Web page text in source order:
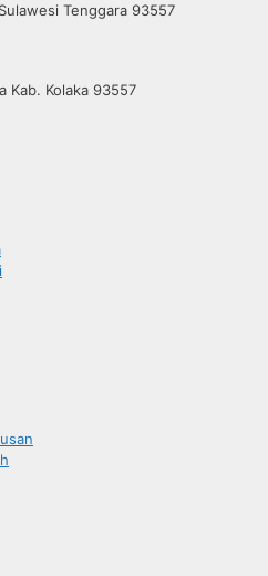
Tenggara 93557
Kab. Kolaka 93557